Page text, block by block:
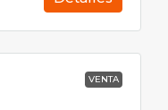
VENTA